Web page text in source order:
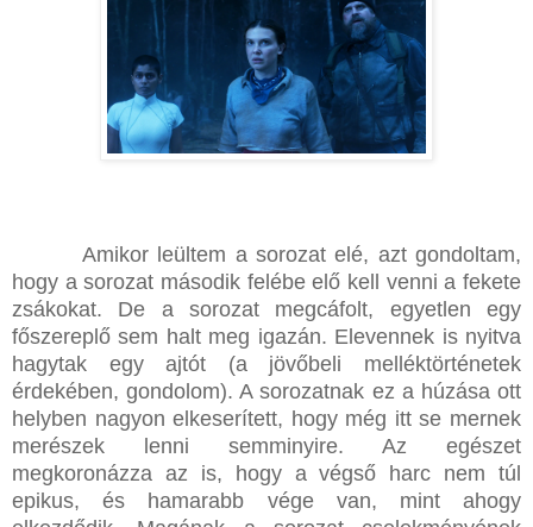
Amikor leültem a sorozat elé, azt gondoltam,
hogy a sorozat második felébe elő kell venni a fekete
zsákokat. De a sorozat megcáfolt, egyetlen egy
főszereplő sem halt meg igazán. Elevennek is nyitva
hagytak egy ajtót (a jövőbeli melléktörténetek
érdekében, gondolom). A sorozatnak ez a húzása ott
helyben nagyon elkeserített, hogy még itt se mernek
merészek lenni semminyire. Az egészet
megkoronázza az is, hogy a végső harc nem túl
epikus, és hamarabb vége van, mint ahogy